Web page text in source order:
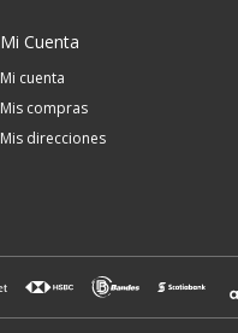
Mi Cuenta
Mi cuenta
Mis compras
Mis direcciones